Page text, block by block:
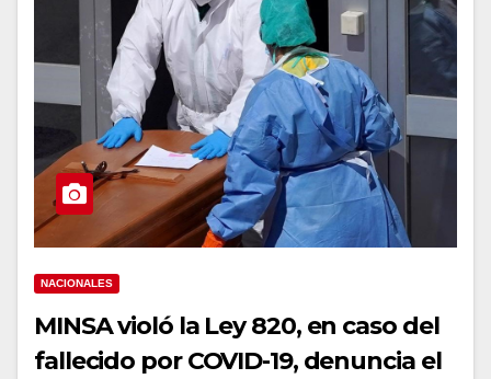
NACIONALES
MINSA violó la Ley 820, en caso del
fallecido por COVID-19, denuncia el